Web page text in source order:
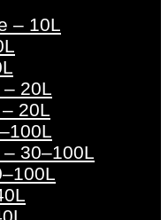
– 10L
20L
20L
30–100L